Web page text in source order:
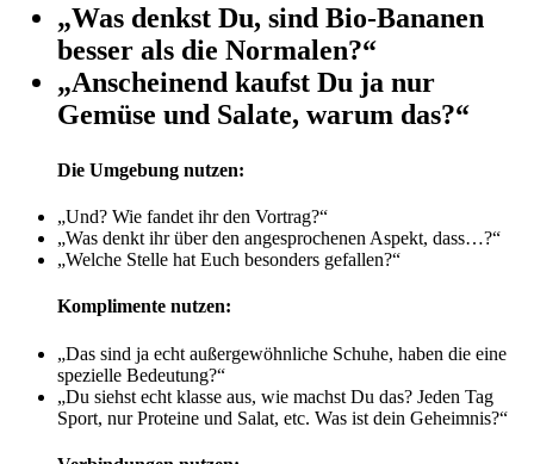
„Was denkst Du, sind Bio-Bananen
besser als die Normalen?“
„Anscheinend kaufst Du ja nur
Gemüse und Salate, warum das?“
Die Umgebung nutzen:
„Und? Wie fandet ihr den Vortrag?“
„Was denkt ihr über den angesprochenen Aspekt, dass…?“
„Welche Stelle hat Euch besonders gefallen?“
Komplimente nutzen:
„Das sind ja echt außergewöhnliche Schuhe, haben die eine
spezielle Bedeutung?“
„Du siehst echt klasse aus, wie machst Du das? Jeden Tag
Sport, nur Proteine und Salat, etc. Was ist dein Geheimnis?“